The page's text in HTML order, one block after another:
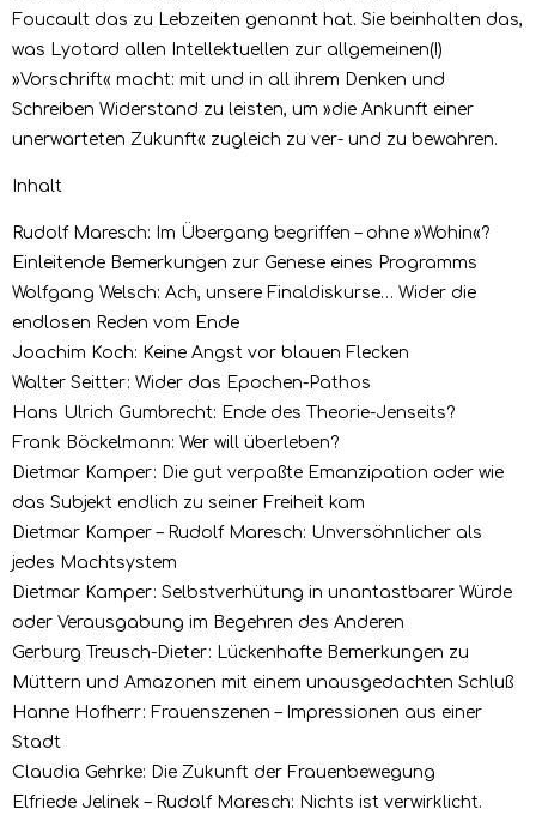
Foucault das zu Lebzeiten genannt hat. Sie beinhalten das,
was Lyotard allen Intellektuellen zur allgemeinen(!)
»Vorschrift« macht: mit und in all ihrem Denken und
Schreiben Widerstand zu leisten, um »die Ankunft einer
unerwarteten Zukunft« zugleich zu ver- und zu bewahren.
Inhalt
Rudolf Maresch: Im Übergang begriffen – ohne »Wohin«?
Einleitende Bemerkungen zur Genese eines Programms
Wolfgang Welsch: Ach, unsere Finaldiskurse… Wider die
endlosen Reden vom Ende
Joachim Koch: Keine Angst vor blauen Flecken
Walter Seitter: Wider das Epochen-Pathos
Hans Ulrich Gumbrecht: Ende des Theorie-Jenseits?
Frank Böckelmann: Wer will überleben?
Dietmar Kamper: Die gut verpaßte Emanzipation oder wie
das Subjekt endlich zu seiner Freiheit kam
Dietmar Kamper – Rudolf Maresch: Unversöhnlicher als
jedes Machtsystem
Dietmar Kamper: Selbstverhütung in unantastbarer Würde
oder Verausgabung im Begehren des Anderen
Gerburg Treusch-Dieter: Lückenhafte Bemerkungen zu
Müttern und Amazonen mit einem unausgedachten Schluß
Hanne Hofherr: Frauenszenen – Impressionen aus einer
Stadt
Claudia Gehrke: Die Zukunft der Frauenbewegung
Elfriede Jelinek – Rudolf Maresch: Nichts ist verwirklicht.